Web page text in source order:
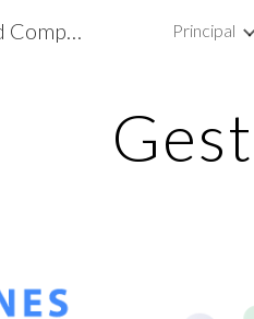
Skip to main
Expertos en Google Apps y Cloud Computing Principal